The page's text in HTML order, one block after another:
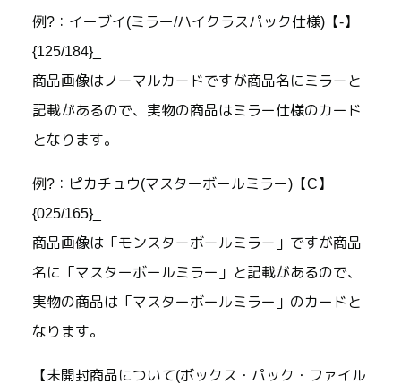
例?：イーブイ(ミラー/ハイクラスパック仕様)【-】
{125/184}_
商品画像はノーマルカードですが商品名にミラーと
記載があるので、実物の商品はミラー仕様のカード
となります。
例?：ピカチュウ(マスターボールミラー)【C】
{025/165}_
商品画像は「モンスターボールミラー」ですが商品
名に「マスターボールミラー」と記載があるので、
実物の商品は「マスターボールミラー」のカードと
なります。
【未開封商品について(ボックス・パック・ファイル